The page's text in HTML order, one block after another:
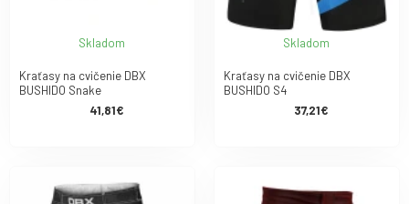
Skladom
Kraťasy na cvičenie DBX
BUSHIDO Snake
41,81€
Skladom
Kraťasy na cvičenie DBX
BUSHIDO S4
37,21€